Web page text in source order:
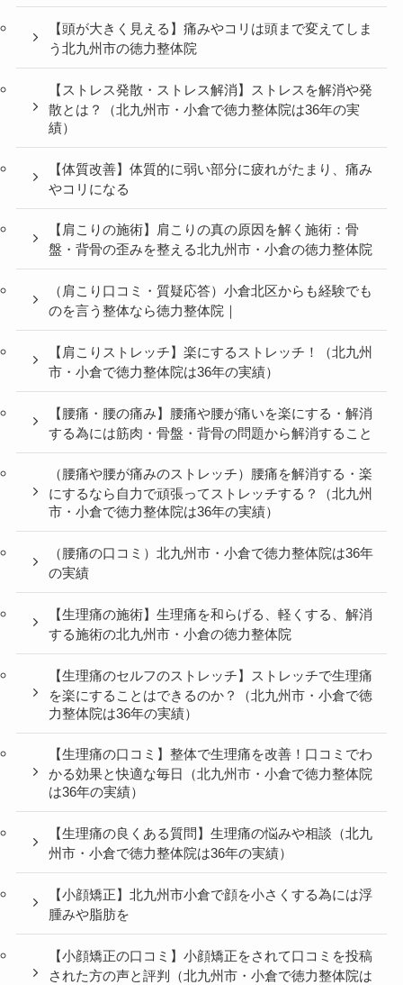
【頭が大きく見える】痛みやコリは頭まで変えてしま
う北九州市の徳力整体院
【ストレス発散・ストレス解消】ストレスを解消や発
散とは？（北九州市・小倉で徳力整体院は36年の実
績）
【体質改善】体質的に弱い部分に疲れがたまり、痛み
やコリになる
【肩こりの施術】肩こりの真の原因を解く施術：骨
盤・背骨の歪みを整える北九州市・小倉の徳力整体院
（肩こり口コミ・質疑応答）小倉北区からも経験でも
のを言う整体なら徳力整体院｜
【肩こりストレッチ】楽にするストレッチ！（北九州
市・小倉で徳力整体院は36年の実績）
【腰痛・腰の痛み】腰痛や腰が痛いを楽にする・解消
する為には筋肉・骨盤・背骨の問題から解消すること
（腰痛や腰が痛みのストレッチ）腰痛を解消する・楽
にするなら自力で頑張ってストレッチする？（北九州
市・小倉で徳力整体院は36年の実績）
（腰痛の口コミ）北九州市・小倉で徳力整体院は36年
の実績
【生理痛の施術】生理痛を和らげる、軽くする、解消
する施術の北九州市・小倉の徳力整体院
【生理痛のセルフのストレッチ】ストレッチで生理痛
を楽にすることはできるのか？（北九州市・小倉で徳
力整体院は36年の実績）
【生理痛の口コミ】整体で生理痛を改善！口コミでわ
かる効果と快適な毎日（北九州市・小倉で徳力整体院
は36年の実績）
【生理痛の良くある質問】生理痛の悩みや相談（北九
州市・小倉で徳力整体院は36年の実績）
【小顔矯正】北九州市小倉で顔を小さくする為には浮
腫みや脂肪を
【小顔矯正の口コミ】小顔矯正をされて口コミを投稿
された方の声と評判（北九州市・小倉で徳力整体院は